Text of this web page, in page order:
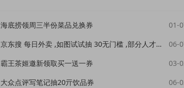
海底捞领周三半份菜品兑换券
01-
京东搜 每日外卖 ,如图试试抽 30无门槛 ,部分人才有哈 ​​​
06-
霸王茶姬邀新领取买一送一券
03-
大众点评写笔记抽20亓饮品券 06-